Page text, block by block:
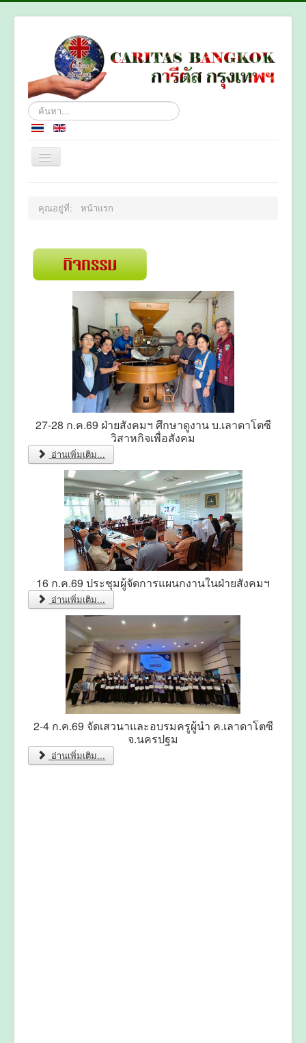
ค้นหา...
เกี่ยวกับเรา
ติดต่อเรา
คุณอยู่ที่: หน้าแรก
27-28 ก.ค.69 ฝ่ายสังคมฯ ศึกษาดูงาน บ.เลาดาโตซี
วิสาหกิจเพื่อสังคม
อ่านเพิ่มเติม...
16 ก.ค.69 ประชุมผู้จัดการแผนกงานในฝ่ายสังคมฯ
อ่านเพิ่มเติม...
2-4 ก.ค.69 จัดเสวนาและอบรมครูผู้นำ ค.เลาดาโตซี
จ.นครปฐม
อ่านเพิ่มเติม...